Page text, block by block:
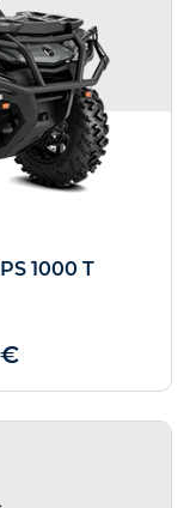
1000 T